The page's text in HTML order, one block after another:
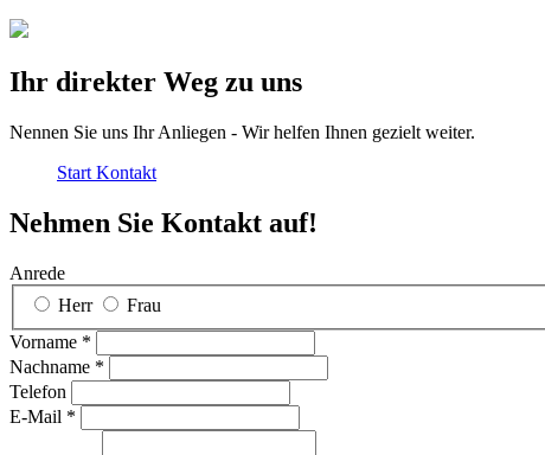
Ihr direkter Weg zu uns
Nennen Sie uns Ihr Anliegen - Wir helfen Ihnen gezielt weiter.
Start Kontakt
Nehmen Sie Kontakt auf!
Anrede
Herr
Frau
Vorname *
Nachname *
Telefon
E-Mail *